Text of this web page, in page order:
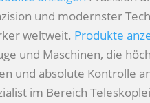
und modernster
weltweit. Produkte
und Maschinen, die
und absolute Kontrolle
im Bereich